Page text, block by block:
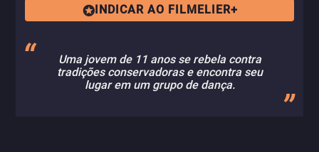
INDICAR AO FILMELIER+
Uma jovem de 11 anos se rebela contra
tradições conservadoras e encontra seu
lugar em um grupo de dança.